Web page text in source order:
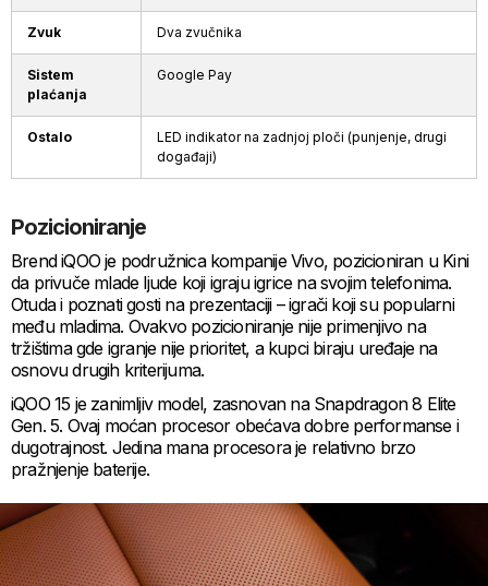
Zvuk Dva zvučnika
Sistem
plaćanja
Google Pay
Ostalo
LED indikator na zadnjoj ploči (punjenje, drugi
događaji)
Pozicioniranje
Brend iQOO je podružnica kompanije Vivo, pozicioniran u Kini
da privuče mlade ljude koji igraju igrice na svojim telefonima.
Otuda i poznati gosti na prezentaciji – igrači koji su popularni
među mladima. Ovakvo pozicioniranje nije primenjivo na
tržištima gde igranje nije prioritet, a kupci biraju uređaje na
osnovu drugih kriterijuma.
iQOO 15 je zanimljiv model, zasnovan na Snapdragon 8 Elite
Gen. 5. Ovaj moćan procesor obećava dobre performanse i
dugotrajnost. Jedina mana procesora je relativno brzo
pražnjenje baterije.